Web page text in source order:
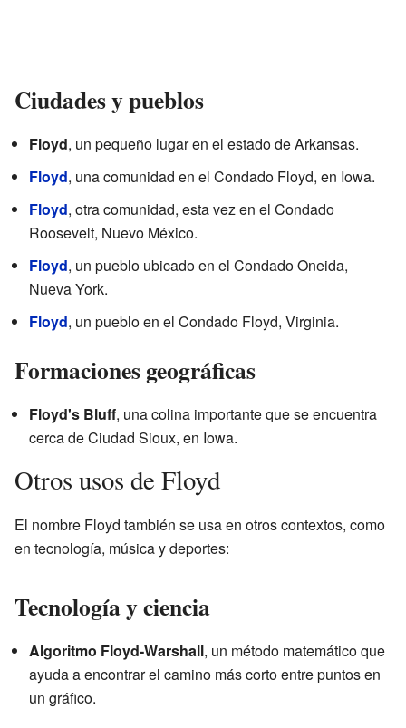
Ciudades y pueblos
Floyd, un pequeño lugar en el estado de Arkansas.
Floyd, una comunidad en el Condado Floyd, en Iowa.
Floyd, otra comunidad, esta vez en el Condado
Roosevelt, Nuevo México.
Floyd, un pueblo ubicado en el Condado Oneida,
Nueva York.
Floyd, un pueblo en el Condado Floyd, Virginia.
Formaciones geográficas
Floyd's Bluff, una colina importante que se encuentra
cerca de Ciudad Sioux, en Iowa.
Otros usos de Floyd
El nombre Floyd también se usa en otros contextos, como
en tecnología, música y deportes:
Tecnología y ciencia
Algoritmo Floyd-Warshall, un método matemático que
ayuda a encontrar el camino más corto entre puntos en
un gráfico.